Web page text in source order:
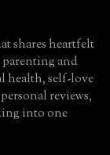
shares heartfelt
parenting and
health, self-love
reviews,
into one